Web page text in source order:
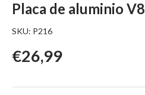
Placa de aluminio V8
SKU: P216
Precio regular
€26,99